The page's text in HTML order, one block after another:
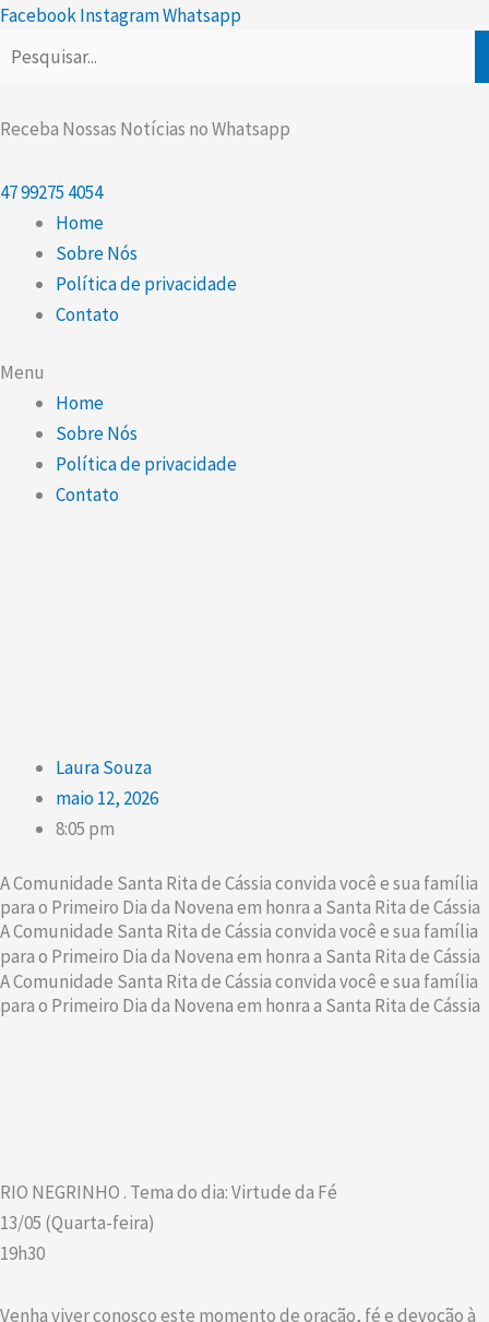
Ir
para
FacebookInstagramWhatsapp
Receba Nossas Notícias no Whatsapp
4799275 4054
Home
Sobre Nós
Política de privacidade
Contato
Menu
Home
Sobre Nós
Política de privacidade
Contato
Laura Souza
maio 12, 2026
8:05 pm
A Comunidade Santa Rita de Cássia convida você e sua família
para o Primeiro Dia da Novena em honra a Santa Rita de Cássia
A Comunidade Santa Rita de Cássia convida você e sua família
para o Primeiro Dia da Novena em honra a Santa Rita de Cássia
A Comunidade Santa Rita de Cássia convida você e sua família
para o Primeiro Dia da Novena em honra a Santa Rita de Cássia
RIO NEGRINHO . Tema do dia: Virtude da Fé
13/05 (Quarta-feira)
19h30
Venha viver conosco este momento de oração, fé e devoção à
Scroll